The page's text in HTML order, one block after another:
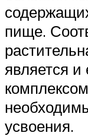
пище.
является и
усвоения.